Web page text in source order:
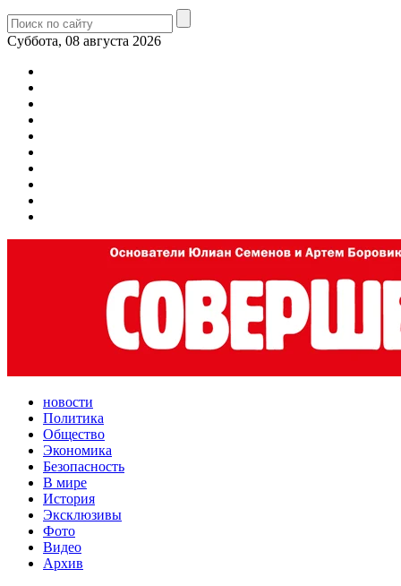
Суббота, 08 августа 2026
новости
Политика
Общество
Экономика
Безопасность
В мире
История
Эксклюзивы
Фото
Видео
Архив